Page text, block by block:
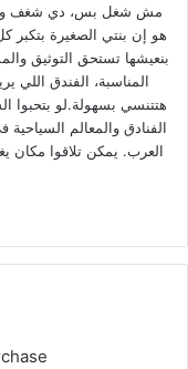
مش شغل بس، دي شغف
هو إن بنتي الصغيرة بتكبر
بنعيشها تستحق التوثيق
المناسبة، الفندق اللي
هتتنسي بسهولة.لو بتحبوا
الفنادق والمعالم
العرب. يمكن تلاقوا مكان